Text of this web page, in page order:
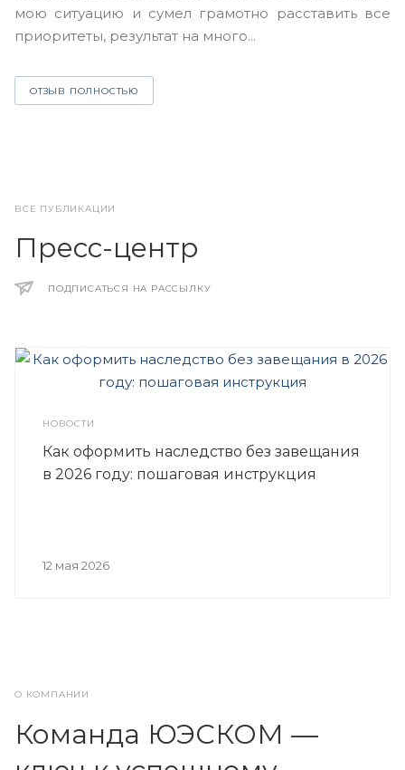
мою ситуацию и сумел грамотно расставить все
приоритеты, результат на много...
ОТЗЫВ ПОЛНОСТЬЮ
ВСЕ ПУБЛИКАЦИИ
Пресс-центр
ПОДПИСАТЬСЯ НА РАССЫЛКУ
НОВОСТИ
Как оформить наследство без завещания
в 2026 году: пошаговая инструкция
12 мая 2026
О КОМПАНИИ
Команда ЮЭСКОМ —